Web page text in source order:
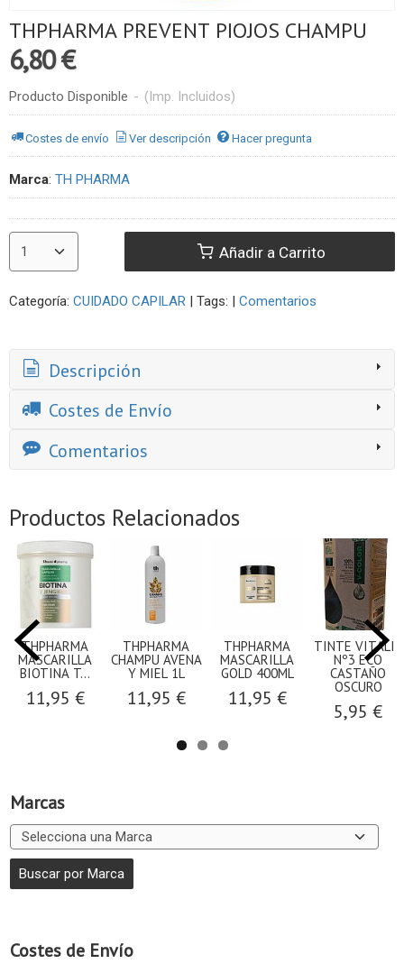
Marcas
Costes de Envío
THPHARMA PREVENT PIOJOS CHAMPU
6,80 €
Producto Disponible - (Imp. Incluidos)
Costes de envío Ver descripción Hacer pregunta
Marca: TH PHARMA
Añadir a Carrito
Categoría: CUIDADO CAPILAR Tags: Comentarios
Descripción
Costes de Envío
Comentarios
Productos Relacionados
THPHARMA
MASCARILLA
BIOTINA T...
11,95 €
THPHARMA
CHAMPU AVENA
Y MIEL 1L
11,95 €
THPHARMA
MASCARILLA
GOLD 400ML
11,95 €
TINTE VITALIA
Nº3 ECO
CASTAÑO
OSCURO
5,95 €